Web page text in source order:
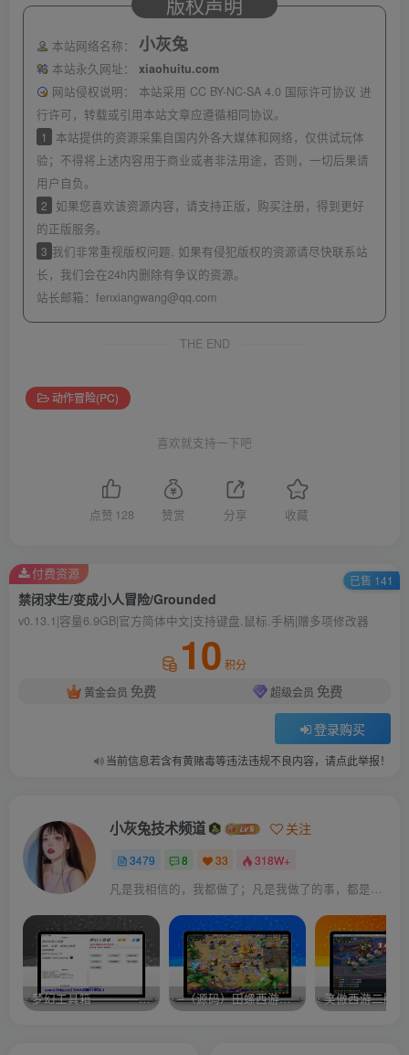
本站网络名称： 小灰兔
本站永久网址：
xiaohuitu.com
网站侵权说明：
本站采用 CC BY-NC-SA 4.0 国际许可协议 进
行许可，转载或引用本站文章应遵循相同协议。
1
本站提供的资源采集自国内外各大媒体和网络，仅供试玩体
验；不得将上述内容用于商业或者非法用途，否则，一切后果请
用户自负。
2
如果您喜欢该资源内容，请支持正版，购买注册，得到更好
的正版服务。
3 我们非常重视版权问题, 如果有侵犯版权的资源请尽快联系站
长，我们会在24h内删除有争议的资源。
站长邮箱： fenxiangwang@qq.com
THE END
动作冒险(PC)
喜欢就支持一下吧
点赞 128 赞赏 分享 收藏
禁闭求生/变成小人冒险/Grounded
v0.13.1|容量6.9GB|官方简体中文|支持键盘.鼠标.手柄|赠多项修改器
10 积分
黄金会员 免费 超级会员 免费
登录购买
当前信息若含有黄赌毒等违法违规不良内容，请点此举报！
付费资源 已售 141
小灰兔技术频道 关注
3479 8 33 318W+
凡是我相信的，我都做了；凡是我做了的事，都是全身心地投入去做的
梦幻工具箱————-免费 –（源码）田螺西游9.0 假人摆摊18门派飞升渡劫化圣助战最新BB谛听…. 笑傲西游二版-